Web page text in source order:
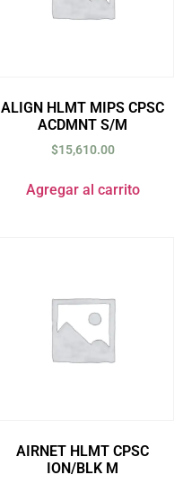
ALIGN HLMT MIPS CPSC
ACDMNT S/M
$15,610.00
Agregar al carrito
AIRNET HLMT CPSC
ION/BLK M